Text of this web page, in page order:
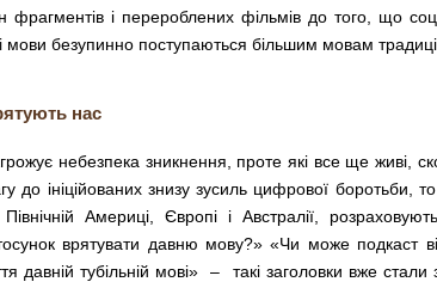
і перероблених фільмів до того, що
безупинно поступаються більшим мовам
нас
небезпека зникнення, проте які все ще живі,
до ініційованих знизу зусиль цифрової боротьби,
Америці, Європі і Австралії,
врятувати давню мову?» «Чи може подкаст
давній тубільній мові» – такі заголовки вже